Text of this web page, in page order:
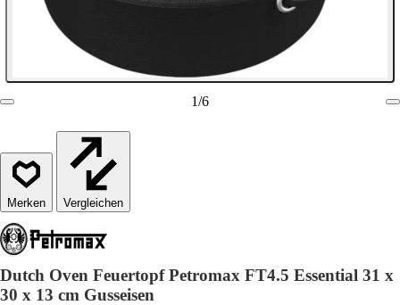
1/6
Vergleichen
Dutch Oven Feuertopf Petromax FT4.5 Essential 31 x
30 x 13 cm Gusseisen